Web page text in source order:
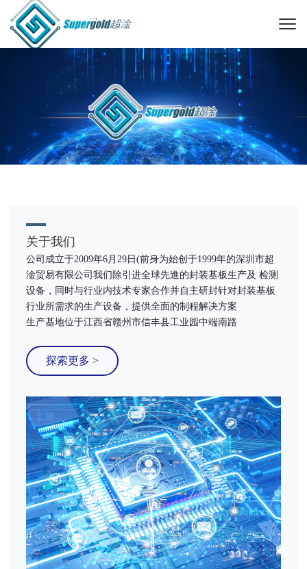
关于我们
公司成立于2009年6月29日(前身为始创于1999年的深圳市超
淦贸易有限公司我们除引进全球先進的封装基板生产及 检测
设备，同时与行业内技术专家合作并自主研封针对封装基板
行业所需求的生产设备，提供全面的制程解决方案
生产基地位于江西省赣州市信丰县工业园中端南路
探索更多 >